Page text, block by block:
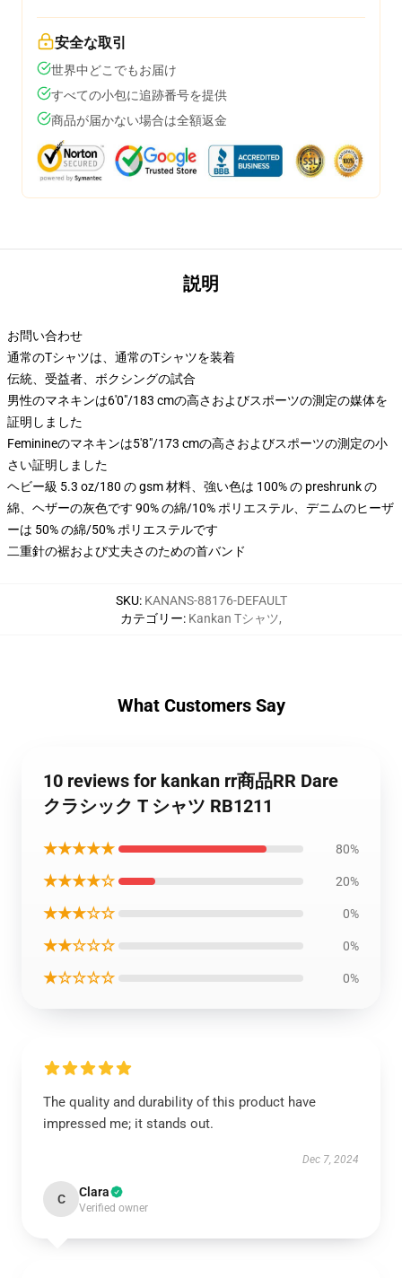
安全な取引
世界中どこでもお届け
すべての小包に追跡番号を提供
商品が届かない場合は全額返金
説明
お問い合わせ
通常のTシャツは、通常のTシャツを装着
伝統、受益者、ボクシングの試合
男性のマネキンは6'0"/183 cmの高さおよびスポーツの測定の媒体を
証明しました
Feminineのマネキンは5'8"/173 cmの高さおよびスポーツの測定の小
さい証明しました
ヘビー級 5.3 oz/180 の gsm 材料、強い色は 100% の preshrunk の
綿、ヘザーの灰色です 90% の綿/10% ポリエステル、デニムのヒーザ
ーは 50% の綿/50% ポリエステルです
二重針の裾および丈夫さのための首バンド
SKU: KANANS-88176-DEFAULT
カテゴリー: Kankan Tシャツ,
What Customers Say
10 reviews for kankan rr商品RR Dare
クラシック T シャツ RB1211
★★★★★ 80%
★★★★☆ 20%
★★★☆☆ 0%
★★☆☆☆ 0%
★☆☆☆☆ 0%
The quality and durability of this product have
impressed me; it stands out.
Dec 7, 2024
C Clara
Verified owner